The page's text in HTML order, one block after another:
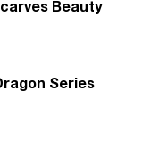
Beauty
Series